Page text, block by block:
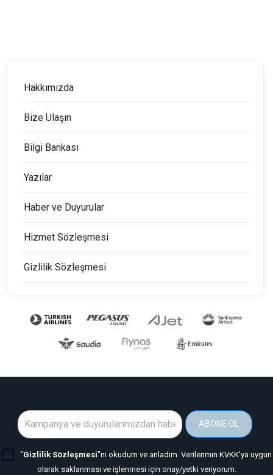
Hakkımızda
Bize Ulaşın
Bilgi Bankası
Yazılar
Haber ve Duyurular
Hizmet Sözleşmesi
Gizlilik Sözleşmesi
ABONE OL
"Gizlilik Sözleşmesi"ni okudum ve anladım. Verilerimin KVKK'ya uygun
olarak saklanması ve işlenmesi için onay/yetki veriyorum.